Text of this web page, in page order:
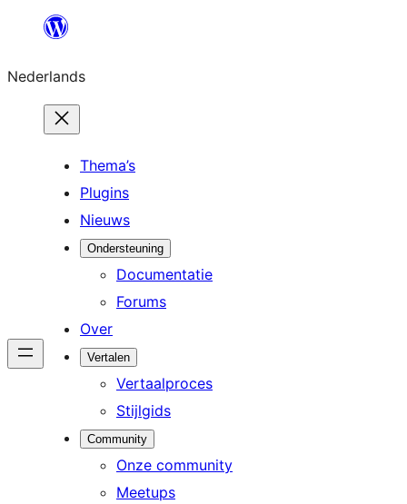
de
inhoud
Nederlands
Thema’s
Plugins
Nieuws
Ondersteuning
Documentatie
Forums
Over
Vertalen
Vertaalproces
Stijlgids
Community
Onze community
Meetups